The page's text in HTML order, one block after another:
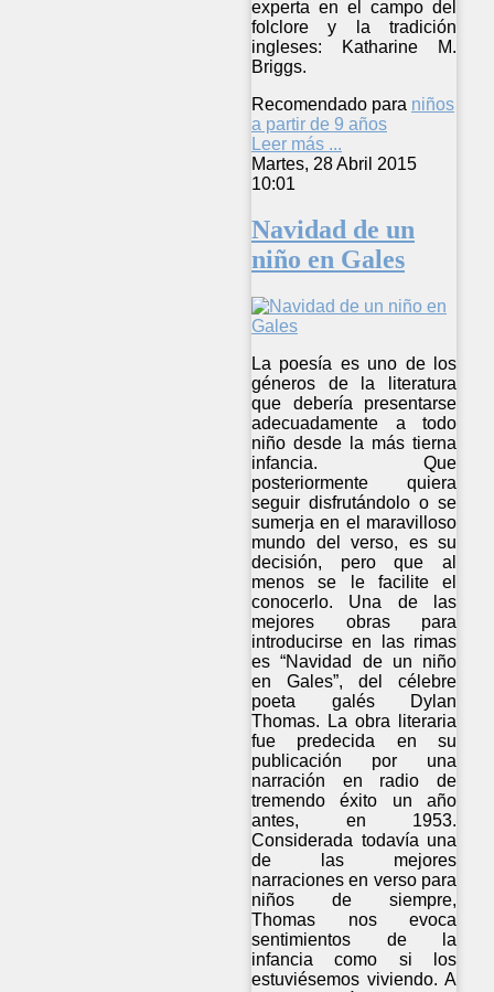
experta en el campo del
folclore y la tradición
ingleses: Katharine M.
Briggs.
Recomendado para niños
a partir de 9 años
Leer más ...
Martes, 28 Abril 2015
10:01
Navidad de un
niño en Gales
La poesía es uno de los
géneros de la literatura
que debería presentarse
adecuadamente a todo
niño desde la más tierna
infancia. Que
posteriormente quiera
seguir disfrutándolo o se
sumerja en el maravilloso
mundo del verso, es su
decisión, pero que al
menos se le facilite el
conocerlo. Una de las
mejores obras para
introducirse en las rimas
es “Navidad de un niño
en Gales”, del célebre
poeta galés Dylan
Thomas. La obra literaria
fue predecida en su
publicación por una
narración en radio de
tremendo éxito un año
antes, en 1953.
Considerada todavía una
de las mejores
narraciones en verso para
niños de siempre,
Thomas nos evoca
sentimientos de la
infancia como si los
estuviésemos viviendo. A